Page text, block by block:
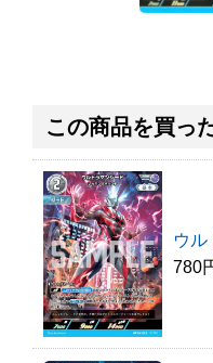
この商品を買っ
ウル
780